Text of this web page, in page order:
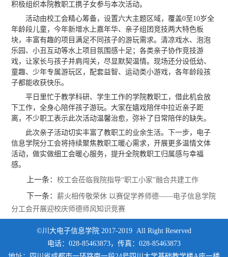
积极组织本院教职工携子女参与本次活动。
活动由校工会精心筹备，设置六大主题区域，覆盖0至10岁全
年龄段儿童，今年新增水上嘉年华、亲子组团竞技两大特色板
块，丰富有趣的项目满足不同孩子的游玩需求。清凉戏水、泡泡
乐园、小丑互动等水上项目氛围感十足；各类亲子协作竞技游
戏，让家长与孩子并肩闯关，尽显默契温情。现场还分设低幼、
童趣、少年专属游玩区，配套益智、运动类小游戏，各年龄段孩
子都能收获快乐。
平日里忙于教学科研、学生工作的学院教职工，借此机会放
下工作，全身心陪伴孩子游玩。大家在嬉戏陪伴中拉近亲子距
离，不少职工表示此次活动温馨治愈，弥补了日常陪伴的缺失。
此次亲子活动切实丰富了教职工的业余生活。下一步，电子
信息学院分工会将持续聚焦教职工暖心需求，开展更多温情文体
活动，做实做细工会暖心服务，提升全院教职工归属感与幸福
感。
上一条：校工会莅临我院指导“职工小家”融合共建工作
下一条：薪火相传敬荣休 以赛促学养师德——电子信息学院
分工会开展迎校庆师德师风知识竞赛
©川大电子信息学院 2017-2019 All Right Reserved
电话：028-85463873，传真：028-85463873